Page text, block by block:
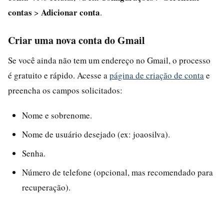
contas > Adicionar conta.
Criar uma nova conta do Gmail
Se você ainda não tem um endereço no Gmail, o processo
é gratuito e rápido. Acesse a página de criação de conta e
preencha os campos solicitados:
Nome e sobrenome.
Nome de usuário desejado (ex: joaosilva).
Senha.
Número de telefone (opcional, mas recomendado para
recuperação).